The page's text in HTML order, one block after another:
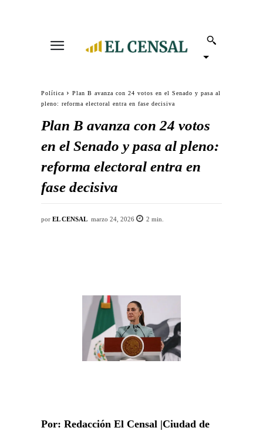
Política
Plan B avanza con 24 votos en el Senado y pasa al
pleno: reforma electoral entra en fase decisiva
Plan B avanza con 24 votos
en el Senado y pasa al pleno:
reforma electoral entra en
fase decisiva
por EL CENSAL marzo 24, 2026 2 min.
Por: Redacción El Censal |Ciudad de